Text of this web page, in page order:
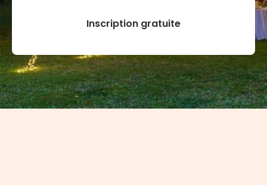
Inscription gratuite